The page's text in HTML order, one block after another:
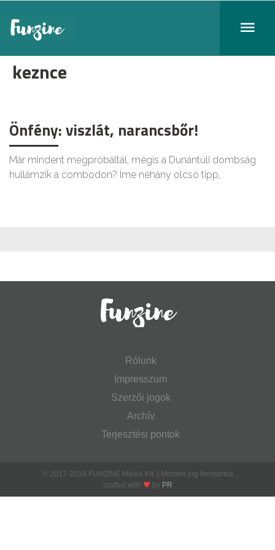
keznce
Önfény: viszlát, narancsbőr!
Már mindent megpróbáltál, mégis a Dunántúli dombság
hullámzik a combodon? Íme néhány olcsó tipp,
Rólunk
Impresszum
Szerzői jogok
Archív
Terjesztési pontok
© 2017-2018 FUNZINE Média Kft. | Minden jog fenntartva
crafted with
by PR